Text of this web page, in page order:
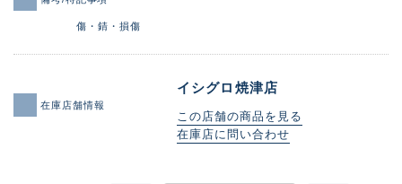
傷・錆・損傷
在庫店舗情報
イシグロ焼津店
この店舗の商品を見る
在庫店に問い合わせ